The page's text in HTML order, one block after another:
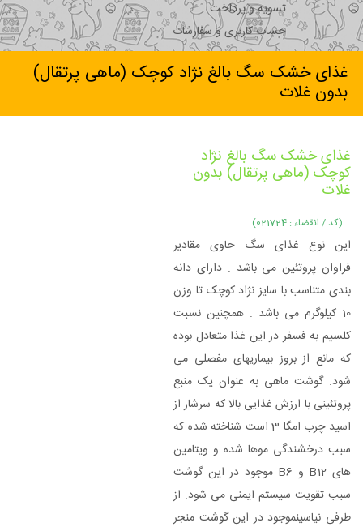
تسویه و پرداخت
حساب کاربری و سفارشات
غذای خشک سگ بالغ نژاد کوچک (ماهی پرتقال)
بدون غلات
غذای خشک سگ بالغ نژاد
کوچک (ماهی پرتقال) بدون
غلات
(کد / انقضاء : 021724)
این نوع غذای سگ حاوی مقادیر
فراوان پروتئین می باشد . دارای دانه
بندی متناسب با سایز نژاد کوچک تا وزن
10 کیلوگرم می باشد . همچنین نسبت
کلسیم به فسفر در این غذا متعادل بوده
که مانع از بروز بیماریهای مفصلی می
شود. گوشت ماهی به عنوان یک منبع
پروتئینی با ارزش غذایی بالا که سرشار از
اسید چرب امگا 3 است شناخته شده که
سبب درخشندگی موها شده و ویتامین
های B12 و B6 موجود در این گوشت
سبب تقویت سیستم ایمنی می شود. از
طرفی نیاسینموجود در این گوشت منجر